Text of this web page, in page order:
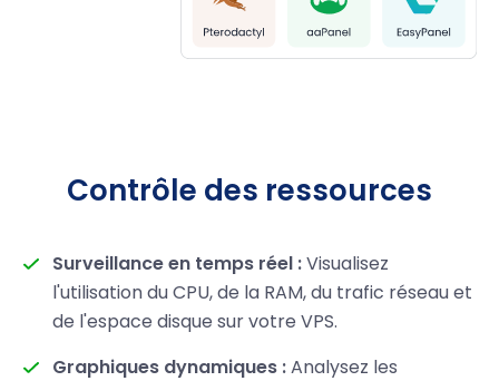
Contrôle des ressources
Surveillance en temps réel :Visualisez
l'utilisation du CPU, de la RAM, du trafic réseau et
de l'espace disque sur votre VPS.
Graphiques dynamiques :Analysez les